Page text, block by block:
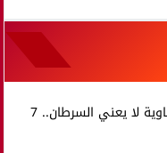
تورم العقد الليمفاوية لا يعني السرطان.. 7